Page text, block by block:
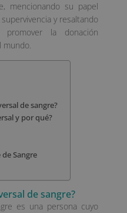
mencionando su papel
y resaltando
la donación
mundo.
de sangre?
y por qué?
Sangre
de sangre?
es una persona cuyo